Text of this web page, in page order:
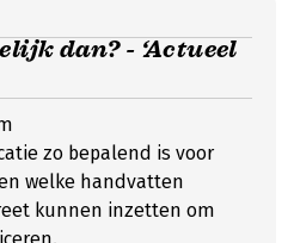
dan? - ‘Actueel
zo bepalend is voor
welke handvatten
kunnen inzetten om